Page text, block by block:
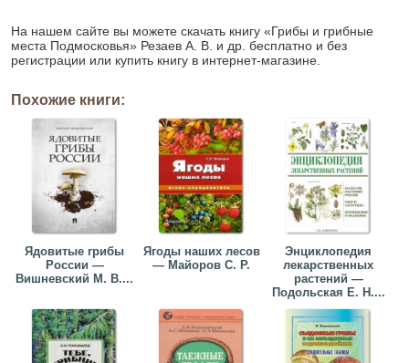
На нашем сайте вы можете скачать книгу «Грибы и грибные
места Подмосковья» Резаев А. В. и др. бесплатно и без
регистрации или купить книгу в интернет-магазине.
Похожие книги:
Ядовитые грибы
России —
Вишневский М. В....
Ягоды наших лесов
— Майоров С. Р.
Энциклопедия
лекарственных
растений —
Подольская Е. Н....